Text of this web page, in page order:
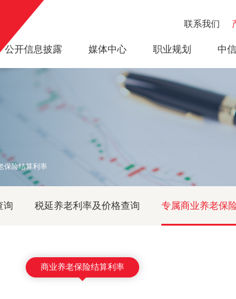
联系我们
公开信息披露 媒体中心 职业规划 中
保险结算利率
询 税延养老利率及价格查询 专属商业养老保
商业养老保险结算利率